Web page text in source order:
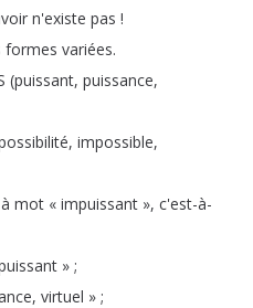
n'existe pas !
formes variées.
(puissant, puissance,
, impossible,
à mot « impuissant », c'est-à-
» ;
, virtuel » ;